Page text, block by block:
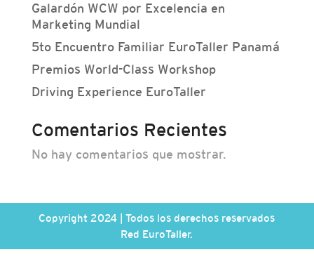
Galardón WCW por Excelencia en
Marketing Mundial
5to Encuentro Familiar EuroTaller Panamá
Premios World-Class Workshop
Driving Experience EuroTaller
Comentarios Recientes
No hay comentarios que mostrar.
Copyright 2024 | Todos los derechos reservados
Red EuroTaller.